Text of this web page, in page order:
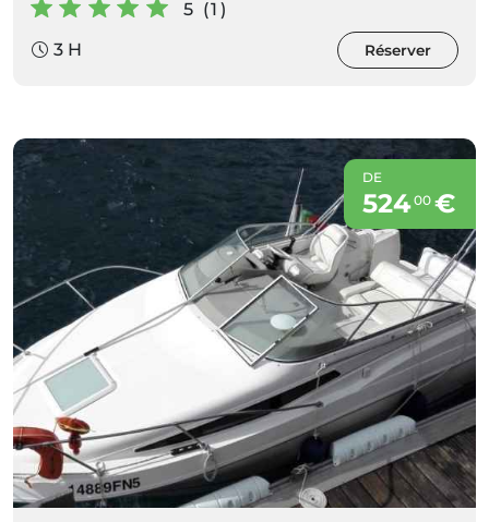
5 (1)
3 H
Réserver
DE
52400€